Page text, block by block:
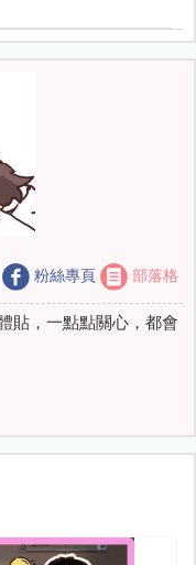
粉絲專頁 部落格
貼，一點點關心，都會